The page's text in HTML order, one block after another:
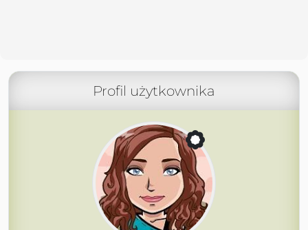
Profil użytkownika